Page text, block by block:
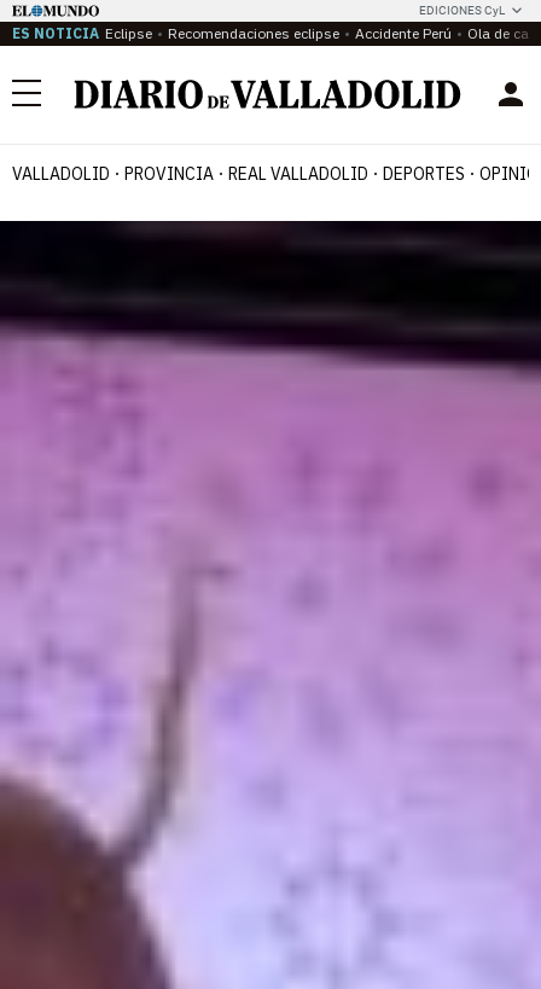
EDICIONES CyL
ES NOTICIA Eclipse Recomendaciones eclipse Accidente Perú Ola de
Menú
VALLADOLID PROVINCIA REAL VALLADOLID DEPORTES